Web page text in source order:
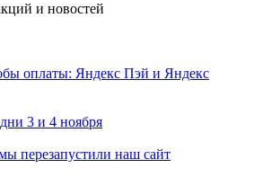
и новостей
оплаты: Яндекс Пэй и Яндекс
3 и 4 ноября
перезапустили наш сайт